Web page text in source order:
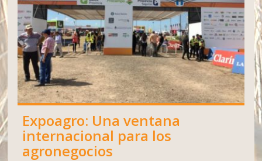
Expoagro: Una ventana
internacional para los
agronegocios